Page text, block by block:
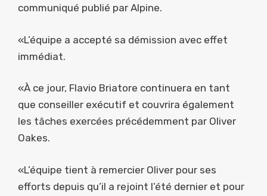
communiqué publié par Alpine.
«L’équipe a accepté sa démission avec effet
immédiat.
«À ce jour, Flavio Briatore continuera en tant
que conseiller exécutif et couvrira également
les tâches exercées précédemment par Oliver
Oakes.
«L’équipe tient à remercier Oliver pour ses
efforts depuis qu’il a rejoint l’été dernier et pour